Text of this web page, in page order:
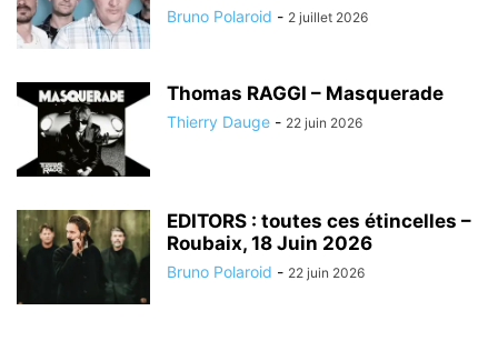
Bruno Polaroid - 2 juillet 2026
Thomas RAGGI – Masquerade
Thierry Dauge - 22 juin 2026
EDITORS : toutes ces étincelles –
Roubaix, 18 Juin 2026
Bruno Polaroid - 22 juin 2026